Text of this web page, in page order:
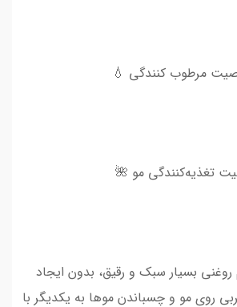
مرطوب کنندگی 💧
تغذیه‌کنندگی مو 🌺
روغنی بسیار سبک و رقیق، بدون ایجاد
روی مو و چسباندن موها به یکدیگر با